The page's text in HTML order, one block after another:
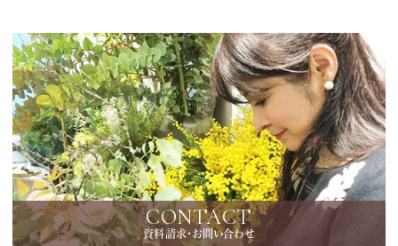
CONTACT
資料請求・お問い合わせ